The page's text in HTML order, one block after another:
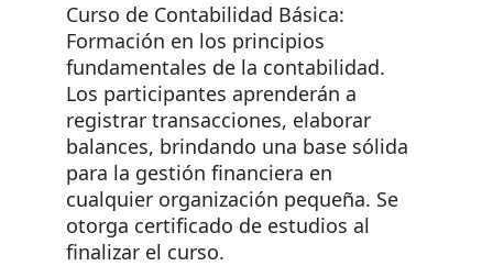
Curso de Contabilidad Básica:
Formación en los principios
fundamentales de la contabilidad.
Los participantes aprenderán a
registrar transacciones, elaborar
balances, brindando una base sólida
para la gestión financiera en
cualquier organización pequeña. Se
otorga certificado de estudios al
finalizar el curso.